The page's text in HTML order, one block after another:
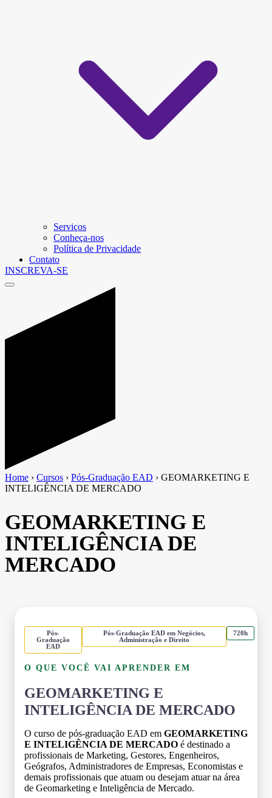
Serviços
Conheça-nos
Política de Privacidade
Contato
INSCREVA-SE
Home › Cursos › Pós-Graduação EAD › GEOMARKETING E
INTELIGÊNCIA DE MERCADO
GEOMARKETING E
INTELIGÊNCIA DE
MERCADO
Pós-
Graduação
EAD
Pós-Graduação EAD em Negócios,
Administração e Direito
720h
O QUE VOCÊ VAI APRENDER EM
GEOMARKETING E
INTELIGÊNCIA DE MERCADO
O curso de pós-graduação EAD em GEOMARKETING
E INTELIGÊNCIA DE MERCADO é destinado a
profissionais de Marketing, Gestores, Engenheiros,
Geógrafos, Administradores de Empresas, Economistas e
demais profissionais que atuam ou desejam atuar na área
de Geomarketing e Inteligência de Mercado.